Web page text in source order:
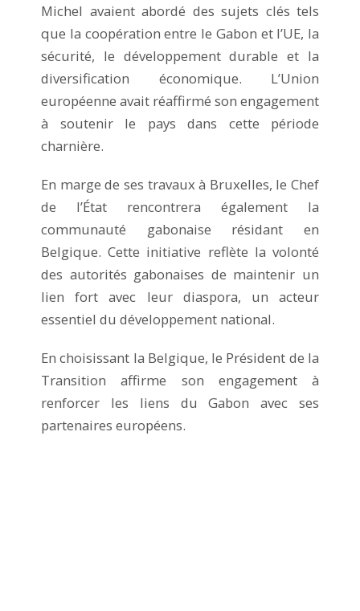
Michel avaient abordé des sujets clés tels
que la coopération entre le Gabon et l’UE, la
sécurité, le développement durable et la
diversification économique. L’Union
européenne avait réaffirmé son engagement
à soutenir le pays dans cette période
charnière.
En marge de ses travaux à Bruxelles, le Chef
de l’État rencontrera également la
communauté gabonaise résidant en
Belgique. Cette initiative reflète la volonté
des autorités gabonaises de maintenir un
lien fort avec leur diaspora, un acteur
essentiel du développement national.
En choisissant la Belgique, le Président de la
Transition affirme son engagement à
renforcer les liens du Gabon avec ses
partenaires européens.